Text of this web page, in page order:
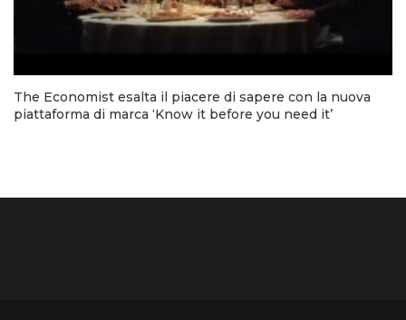
The Economist esalta il piacere di sapere con la nuova
piattaforma di marca ‘Know it before you need it’